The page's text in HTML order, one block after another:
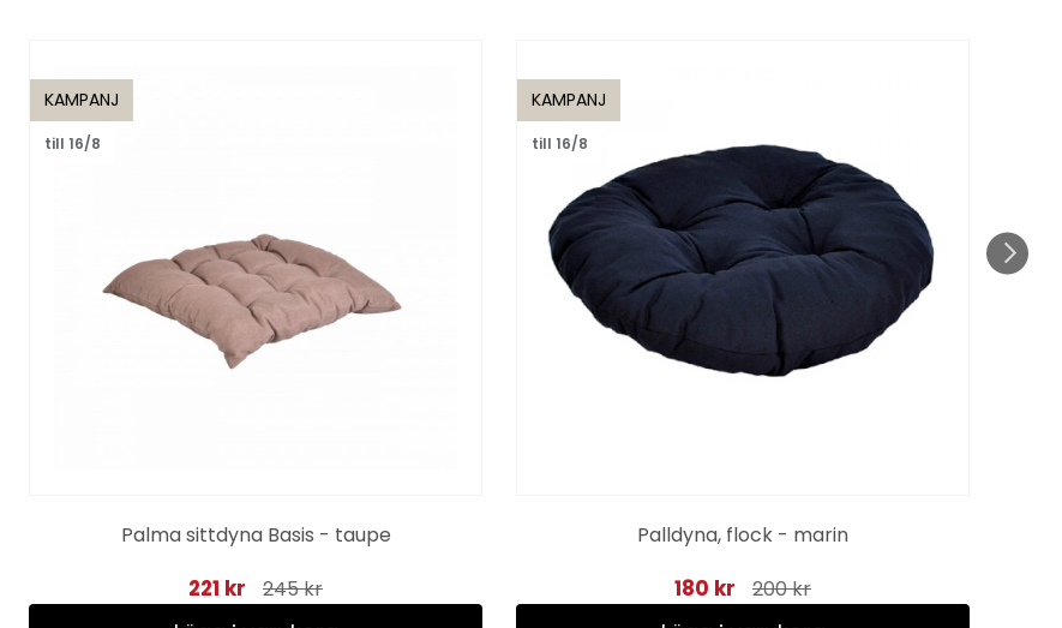
KAMPANJ
till 16/8
Palma sittdyna Basis - taupe
221 kr 245 kr
KAMPANJ
till 16/8
Palldyna, flock - marin
180 kr 200 kr